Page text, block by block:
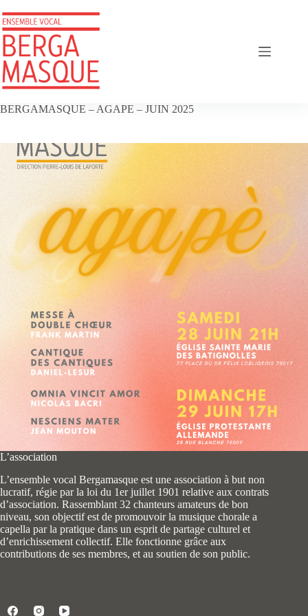
au
contenu
BERGAMASQUE – AGAPE – JUIN 2025
L’association
L’ensemble vocal Bergamasque est une association à but non
lucratif, régie par la loi du 1er juillet 1901 relative aux contrats
d’association. Rassemblant 32 chanteurs amateurs de bon
niveau, son objectif est de promouvoir la musique chorale a
capella par la pratique dans un esprit de partage culturel et
d’enrichissement collectif. Elle fonctionne grâce aux
contributions de ses membres, et au soutien de son public.